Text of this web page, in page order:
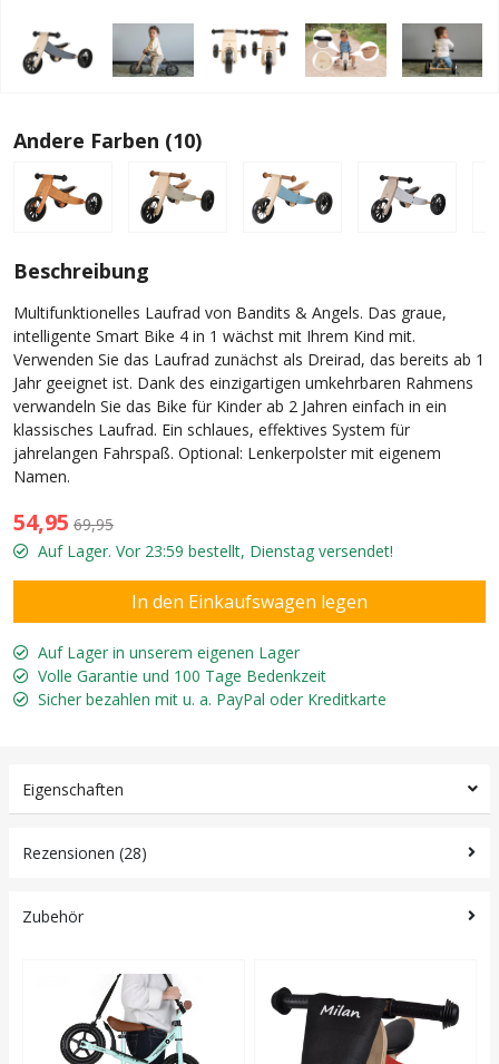
Andere Farben (10)
Beschreibung
Multifunktionelles Laufrad von Bandits & Angels. Das graue,
intelligente Smart Bike 4 in 1 wächst mit Ihrem Kind mit.
Verwenden Sie das Laufrad zunächst als Dreirad, das bereits ab 1
Jahr geeignet ist. Dank des einzigartigen umkehrbaren Rahmens
verwandeln Sie das Bike für Kinder ab 2 Jahren einfach in ein
klassisches Laufrad. Ein schlaues, effektives System für
jahrelangen Fahrspaß. Optional: Lenkerpolster mit eigenem
Namen.
54,95 69,95
Auf Lager. Vor 23:59 bestellt, Dienstag versendet!
Auf Lager in unserem eigenen Lager
Volle Garantie und 100 Tage Bedenkzeit
Sicher bezahlen mit u. a. PayPal oder Kreditkarte
Eigenschaften
Rezensionen (28)
Zubehör